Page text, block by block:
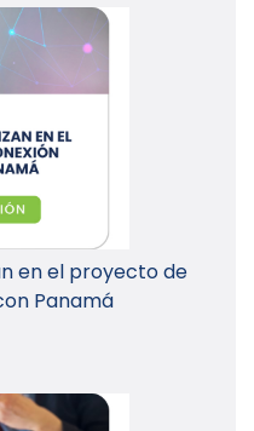
en el proyecto de
Panamá